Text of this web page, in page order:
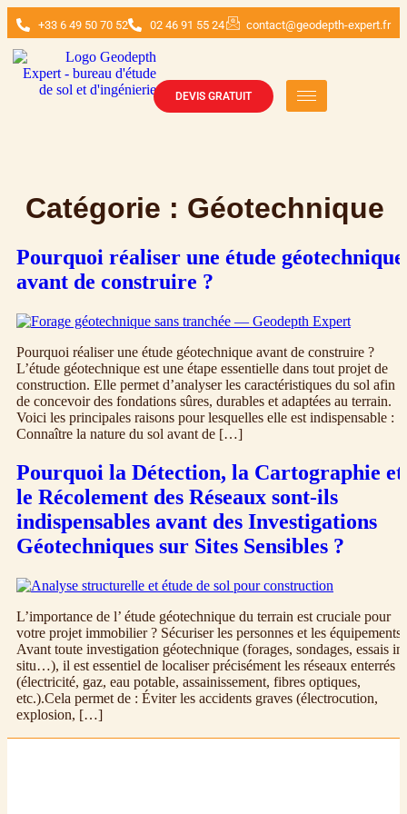
+33 6 49 50 70 52 02 46 91 55 24 contact@geodepth-expert.fr
DEVIS GRATUIT
Catégorie : Géotechnique
Pourquoi réaliser une étude géotechnique
avant de construire ?
Pourquoi réaliser une étude géotechnique avant de construire ?
L’étude géotechnique est une étape essentielle dans tout projet de
construction. Elle permet d’analyser les caractéristiques du sol afin
de concevoir des fondations sûres, durables et adaptées au terrain.
Voici les principales raisons pour lesquelles elle est indispensable :
Connaître la nature du sol avant de […]
Pourquoi la Détection, la Cartographie et
le Récolement des Réseaux sont-ils
indispensables avant des Investigations
Géotechniques sur Sites Sensibles ?
L’importance de l’ étude géotechnique du terrain est cruciale pour
votre projet immobilier ? Sécuriser les personnes et les équipements
Avant toute investigation géotechnique (forages, sondages, essais in
situ…), il est essentiel de localiser précisément les réseaux enterrés
(électricité, gaz, eau potable, assainissement, fibres optiques,
etc.).Cela permet de : Éviter les accidents graves (électrocution,
explosion, […]